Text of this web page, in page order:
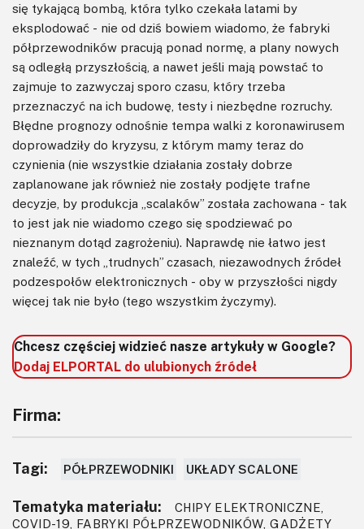
się tykającą bombą, która tylko czekała latami by
eksplodować - nie od dziś bowiem wiadomo, że fabryki
półprzewodników pracują ponad normę, a plany nowych
są odległą przyszłością, a nawet jeśli mają powstać to
zajmuje to zazwyczaj sporo czasu, który trzeba
przeznaczyć na ich budowę, testy i niezbędne rozruchy.
Błędne prognozy odnośnie tempa walki z koronawirusem
doprowadziły do kryzysu, z którym mamy teraz do
czynienia (nie wszystkie działania zostały dobrze
zaplanowane jak również nie zostały podjęte trafne
decyzje, by produkcja „scalaków” została zachowana - tak
to jest jak nie wiadomo czego się spodziewać po
nieznanym dotąd zagrożeniu). Naprawdę nie łatwo jest
znaleźć, w tych „trudnych” czasach, niezawodnych źródeł
podzespołów elektronicznych - oby w przyszłości nigdy
więcej tak nie było (tego wszystkim życzymy).
Chcesz częściej widzieć nasze artykuły w Google?
Dodaj ELPORTAL do ulubionych źródeł
Firma:
Tagi: PÓŁPRZEWODNIKI UKŁADY SCALONE
Tematyka materiału:
CHIPY ELEKTRONICZNE,
COVID-19, FABRYKI PÓŁPRZEWODNIKÓW, GADŻETY